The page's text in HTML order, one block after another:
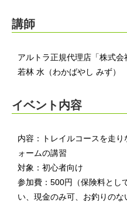
講師
アルトラ正規代理店「株式
若林 水（わかばやし みず）
イベント内容
内容：トレイルコースを走
ォームの講習
対象：初心者向け
参加費：500円（保険料とし
い、現金のみ可、お釣りの